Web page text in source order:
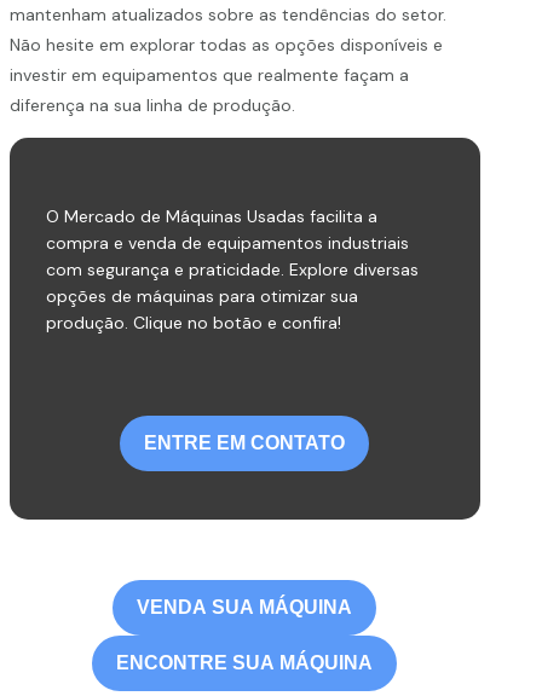
mantenham atualizados sobre as tendências do setor.
Não hesite em explorar todas as opções disponíveis e
investir em equipamentos que realmente façam a
diferença na sua linha de produção.
O Mercado de Máquinas Usadas facilita a
compra e venda de equipamentos industriais
com segurança e praticidade. Explore diversas
opções de máquinas para otimizar sua
produção. Clique no botão e confira!
ENTRE EM CONTATO
VENDA SUA MÁQUINA
ENCONTRE SUA MÁQUINA